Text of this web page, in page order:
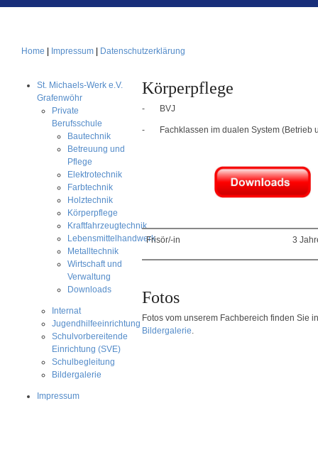
Home Impressum Datenschutzerklärung
St. Michaels-Werk e.V.
Grafenwöhr
Private
Berufsschule
Bautechnik
Betreuung und
Pflege
Elektrotechnik
Farbtechnik
Holztechnik
Körperpflege
Kraftfahrzeugtechnik
Lebensmittelhandwerk
Metalltechnik
Wirtschaft und
Verwaltung
Downloads
Internat
Jugendhilfeeinrichtung
Schulvorbereitende
Einrichtung (SVE)
Schulbegleitung
Bildergalerie
Impressum
Körperpflege
- BVJ
- Fachklassen im dualen System (Betrieb
Frisör/-in 3
Fotos
Fotos vom unserem Fachbereich finden Sie
Bildergalerie